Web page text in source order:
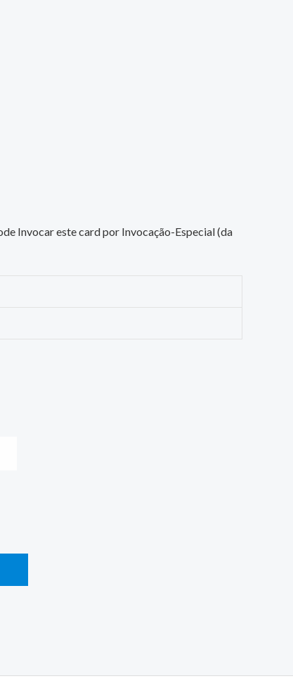
Invocar este card por Invocação-Especial (da